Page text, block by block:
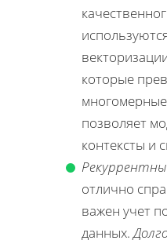
которые
позволяет
контексты и
отлично
важен учет
данных.